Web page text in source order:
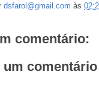
dsfarol@gmail.com às
comentário:
um comentário